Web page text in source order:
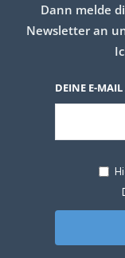
Dann melde
Newsletter an
DEINE E-MAIL